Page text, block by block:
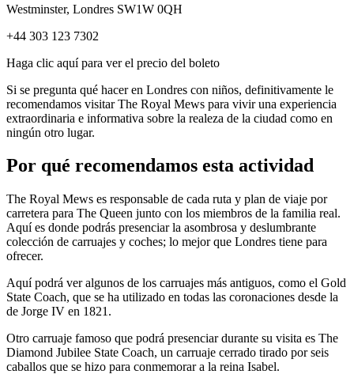
Westminster, Londres SW1W 0QH
+44 303 123 7302
Haga clic aquí para ver el precio del boleto
Si se pregunta qué hacer en Londres con niños, definitivamente le
recomendamos visitar The Royal Mews para vivir una experiencia
extraordinaria e informativa sobre la realeza de la ciudad como en
ningún otro lugar.
Por qué recomendamos esta actividad
The Royal Mews es responsable de cada ruta y plan de viaje por
carretera para The Queen junto con los miembros de la familia real.
Aquí es donde podrás presenciar la asombrosa y deslumbrante
colección de carruajes y coches; lo mejor que Londres tiene para
ofrecer.
Aquí podrá ver algunos de los carruajes más antiguos, como el Gold
State Coach, que se ha utilizado en todas las coronaciones desde la
de Jorge IV en 1821.
Otro carruaje famoso que podrá presenciar durante su visita es The
Diamond Jubilee State Coach, un carruaje cerrado tirado por seis
caballos que se hizo para conmemorar a la reina Isabel.